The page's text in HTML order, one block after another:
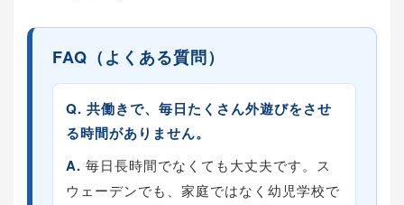
FAQ（よくある質問）
Q. 共働きで、毎日たくさん外遊びをさせ
る時間がありません。
A. 毎日長時間でなくても大丈夫です。ス
ウェーデンでも、家庭ではなく幼児学校で